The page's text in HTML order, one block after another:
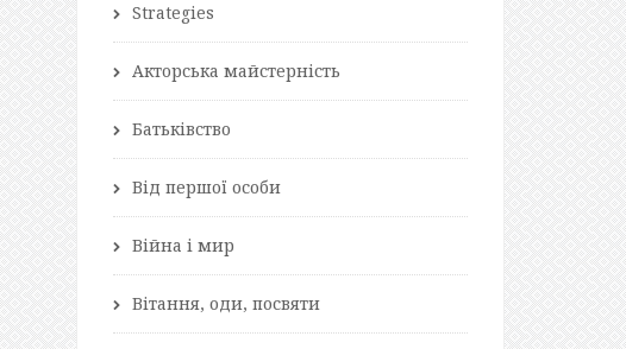
Strategies
Акторська майстерність
Батьківство
Від першої особи
Війна і мир
Вітання, оди, посвяти